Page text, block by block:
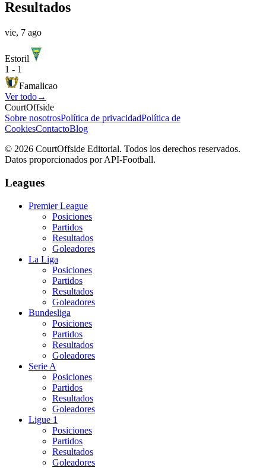
Resultados
vie, 7 ago
Estoril
1 - 1
Famalicao
Ver todo→
CourtOffside
Sobre nosotrosPolítica de privacidadPolítica de
CookiesContactoBlog
© 2026 CourtOffside Editorial. Todos los derechos reservados.
Datos proporcionados por API-Football.
Leagues
Premier League
Posiciones
Partidos
Resultados
Goleadores
La Liga
Posiciones
Partidos
Resultados
Goleadores
Bundesliga
Posiciones
Partidos
Resultados
Goleadores
Serie A
Posiciones
Partidos
Resultados
Goleadores
Ligue 1
Posiciones
Partidos
Resultados
Goleadores